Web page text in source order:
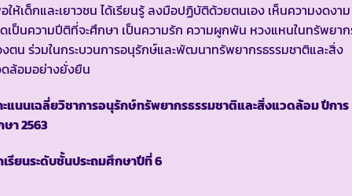
ให้เด็กและเยาวชน ได้เรียนรู้ ลงมือปฏิบัติด้วยตนเอง เห็นความงดงาม
เป็นความปีติที่จะศึกษา เป็นความรัก ความผูกพัน หวงแหนในทรัพยา
ตน ร่วมในกระบวนการอนุรักษ์และพัฒนาทรัพยากรธรรมชาติและสิ่ง
ล้อมอย่างยั่งยืน
นนเฉลี่ยวิชาการอนุรักษ์ทรัพยากรธรรมชาติและสิ่งแวดล้อม ปีการ
ษา2563
รียนระดับชั้นประถมศึกษาปีที่ 6